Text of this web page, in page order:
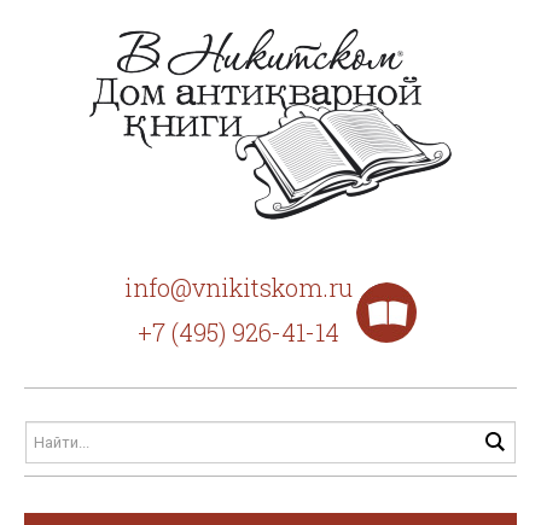
info@vnikitskom.ru
+7 (495) 926-41-14